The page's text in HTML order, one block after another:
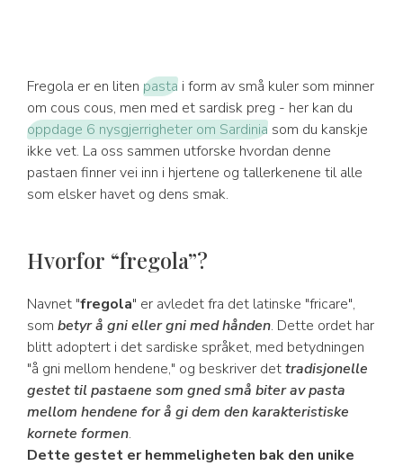
Fregola er en liten pasta i form av små kuler som minner
om cous cous, men med et sardisk preg - her kan du
oppdage 6 nysgjerrigheter om Sardinia som du kanskje
ikke vet. La oss sammen utforske hvordan denne
pastaen finner vei inn i hjertene og tallerkenene til alle
som elsker havet og dens smak.
Hvorfor “fregola”?
Navnet "fregola" er avledet fra det latinske "fricare",
som betyr å gni eller gni med hånden. Dette ordet har
blitt adoptert i det sardiske språket, med betydningen
"å gni mellom hendene," og beskriver dettradisjonelle
gestet til pastaene som gned små biter av pasta
mellom hendene for å gi dem den karakteristiske
kornete formen.
Dette gestet er hemmeligheten bak den unike